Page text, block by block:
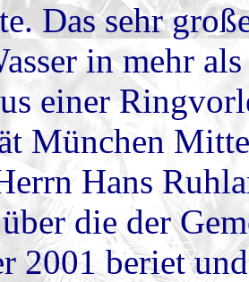
Das sehr
in mehr
einer
München
Hans
die der
2001 beriet